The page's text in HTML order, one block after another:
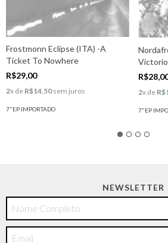
Frostmonn Eclipse (ITA) -A
Ticket To Nowhere
R$29,00
2x de R$14,50sem juros
7"EP IMPORTADO
2x de
7"EP
NEWSLETTER